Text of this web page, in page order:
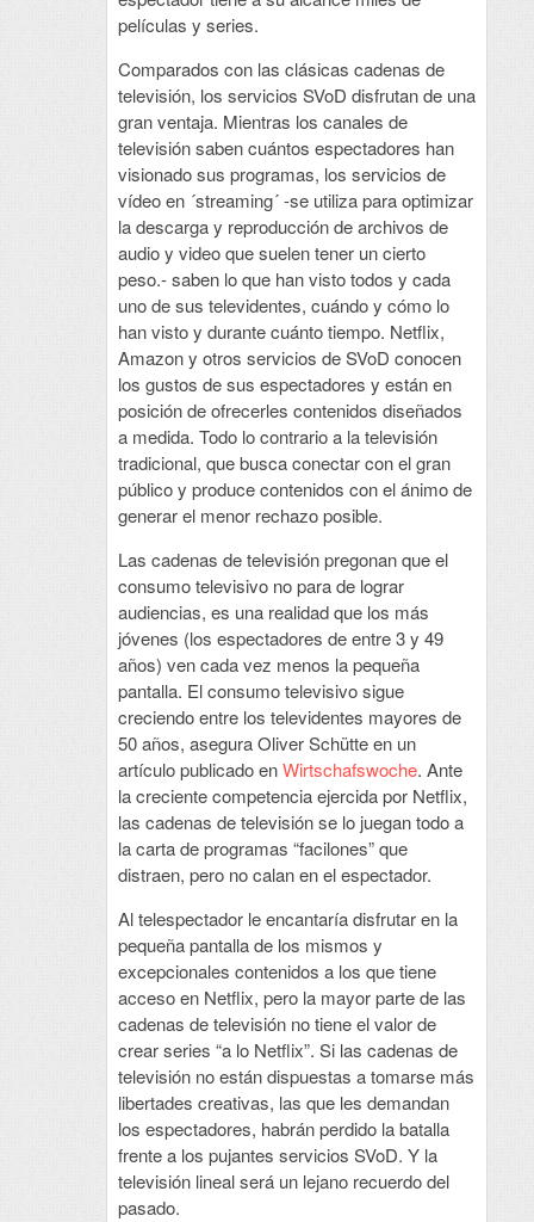
películas y series.
Comparados con las clásicas cadenas de
televisión, los servicios SVoD disfrutan de una
gran ventaja. Mientras los canales de
televisión saben cuántos espectadores han
visionado sus programas, los servicios de
vídeo en ´streaming´ -se utiliza para optimizar
la descarga y reproducción de archivos de
audio y video que suelen tener un cierto
peso.- saben lo que han visto todos y cada
uno de sus televidentes, cuándo y cómo lo
han visto y durante cuánto tiempo. Netflix,
Amazon y otros servicios de SVoD conocen
los gustos de sus espectadores y están en
posición de ofrecerles contenidos diseñados
a medida. Todo lo contrario a la televisión
tradicional, que busca conectar con el gran
público y produce contenidos con el ánimo de
generar el menor rechazo posible.
Las cadenas de televisión pregonan que el
consumo televisivo no para de lograr
audiencias, es una realidad que los más
jóvenes (los espectadores de entre 3 y 49
años) ven cada vez menos la pequeña
pantalla. El consumo televisivo sigue
creciendo entre los televidentes mayores de
50 años, asegura Oliver Schütte en un
artículo publicado enWirtschafswoche. Ante
la creciente competencia ejercida por Netflix,
las cadenas de televisión se lo juegan todo a
la carta de programas “facilones” que
distraen, pero no calan en el espectador.
Al telespectador le encantaría disfrutar en la
pequeña pantalla de los mismos y
excepcionales contenidos a los que tiene
acceso en Netflix, pero la mayor parte de las
cadenas de televisión no tiene el valor de
crear series “a lo Netflix”. Si las cadenas de
televisión no están dispuestas a tomarse más
libertades creativas, las que les demandan
los espectadores, habrán perdido la batalla
frente a los pujantes servicios SVoD. Y la
televisión lineal será un lejano recuerdo del
pasado.